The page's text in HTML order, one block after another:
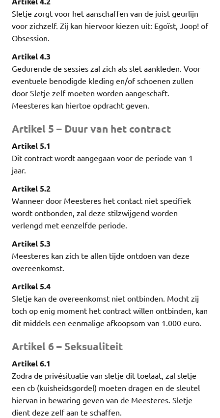
Sletje zorgt voor het aanschaffen van de juist geurlijn
voor zichzelf. Zij kan hiervoor kiezen uit: Egoïst, Joop! of
Obsession.
Artikel 4.3
Gedurende de sessies zal zich als slet aankleden. Voor
eventuele benodigde kleding en/of schoenen zullen
door Sletje zelf moeten worden aangeschaft.
Meesteres kan hiertoe opdracht geven.
Artikel 5 – Duur van het contract
Artikel 5.1
Dit contract wordt aangegaan voor de periode van 1
jaar.
Artikel 5.2
Wanneer door Meesteres het contact niet specifiek
wordt ontbonden, zal deze stilzwijgend worden
verlengd met eenzelfde periode.
Artikel 5.3
Meesteres kan zich te allen tijde ontdoen van deze
overeenkomst.
Artikel 5.4
Sletje kan de overeenkomst niet ontbinden. Mocht zij
toch op enig moment het contract willen ontbinden, kan
dit middels een eenmalige afkoopsom van 1.000 euro.
Artikel 6 – Seksualiteit
Artikel 6.1
Zodra de privésituatie van sletje dit toelaat, zal sletje
een cb (kuisheidsgordel) moeten dragen en de sleutel
hiervan in bewaring geven van de Meesteres. Sletje
dient deze zelf aan te schaffen.